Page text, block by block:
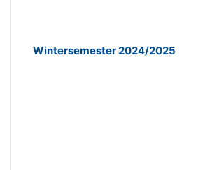
Wintersemester 2024/2025